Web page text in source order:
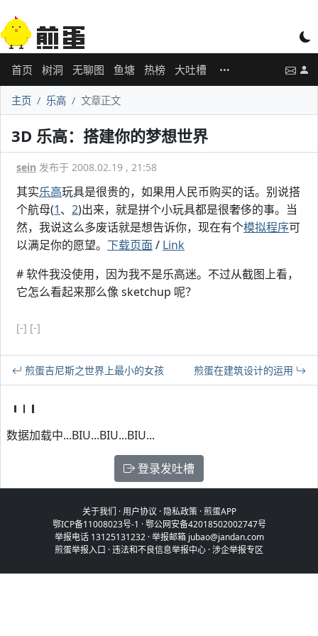
首页 树洞 无聊图 鱼塘 热榜 大吐槽
主页 乐高 文章正文
3D 乐高：搭建你的梦想世界
sein 发布于 2008.02.19 , 21:58
其实乐高玩具是很贵的，如果用人民币购买的话。别说搭
个航母(1、 2)出来，就是拼个小玩具都是很奢侈的事。当
然，我说这么多废话就是想告诉你，现在有个模拟程序可
以满足你的愿望。 下载页面/ Link
# 软件我没使用，因为我不是乐高迷。不过从截图上看，
它怎么看起来那么像 sketchup 呢？
[-] [-]
煎蛋吉尼斯之世界上最小的女孩 煎蛋在建筑设计的运用
数据加载中...BIU...BIU...BIU...
登录发吐槽
关于我们 ·用户协议 · 隐私政策·煎蛋APP
鄂ICP备11008023号-1 ·鄂公网安备42018502002747号
举报电话 13125131232 · 举报邮箱 jubao@jandan.com
煎蛋举报入口 ·违法和不良信息举报中心 ·涉企举报专区